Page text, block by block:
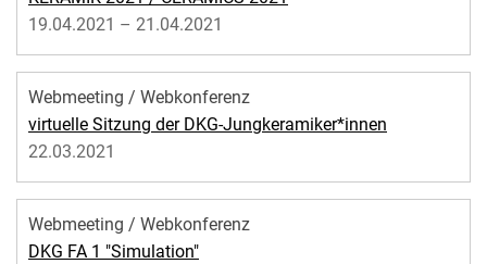
19.04.2021 – 21.04.2021
Webmeeting / Webkonferenz
virtuelle Sitzung der DKG-Jungkeramiker*innen
22.03.2021
Webmeeting / Webkonferenz
DKG FA 1 "Simulation"